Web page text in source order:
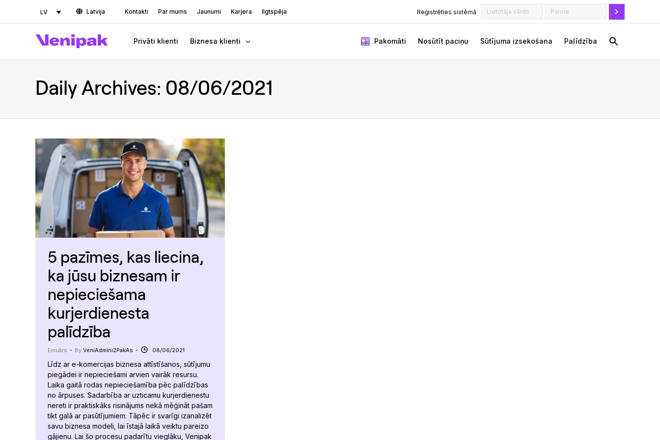
LV Latvija Kontakti Par mums Jaunumi Karjera Ilgtspēja Reģistrēties sistēmā
Privāti klienti Biznesa klienti Pakomāti Nosūtīt paciņu Sūtījuma izsekošana Palīdzība
Daily Archives: 08/06/2021
5 pazīmes, kas liecina,
ka jūsu biznesam ir
nepieciešama
kurjerdienesta
palīdzība
Emuārs By VeniAdmini2PakAs 08/06/2021
Līdz ar e-komercijas biznesa attīstīšanos, sūtījumu
piegādei ir nepieciešami arvien vairāk resursu.
Laika gaitā rodas nepieciešamība pēc palīdzības
no ārpuses. Sadarbība ar uzticamu kurjerdienestu
nereti ir praktiskāks risinājums nekā mēģināt pašam
tikt galā ar pasūtījumiem. Tāpēc ir svarīgi izanalizēt
savu biznesa modeli, lai īstajā laikā veiktu pareizo
gājienu. Lai šo procesu padarītu vieglāku, Venipak